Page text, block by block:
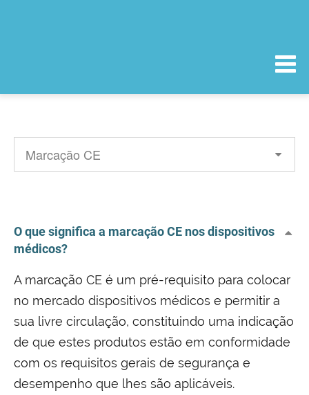
O que significa a marcação CE nos dispositivos
médicos?
A marcação CE é um pré-requisito para colocar
no mercado dispositivos médicos e permitir a
sua livre circulação, constituindo uma indicação
de que estes produtos estão em conformidade
com os requisitos gerais de segurança e
desempenho que lhes são aplicáveis.